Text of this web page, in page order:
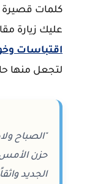
كلمات قصيرة
عليك زيارة
اقتباسات
لتجعل منها
"الصباح
حزن
الجديد